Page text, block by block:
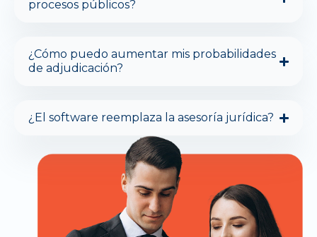
procesos públicos?
¿Cómo puedo aumentar mis probabilidades
de adjudicación?
¿El software reemplaza la asesoría jurídica?